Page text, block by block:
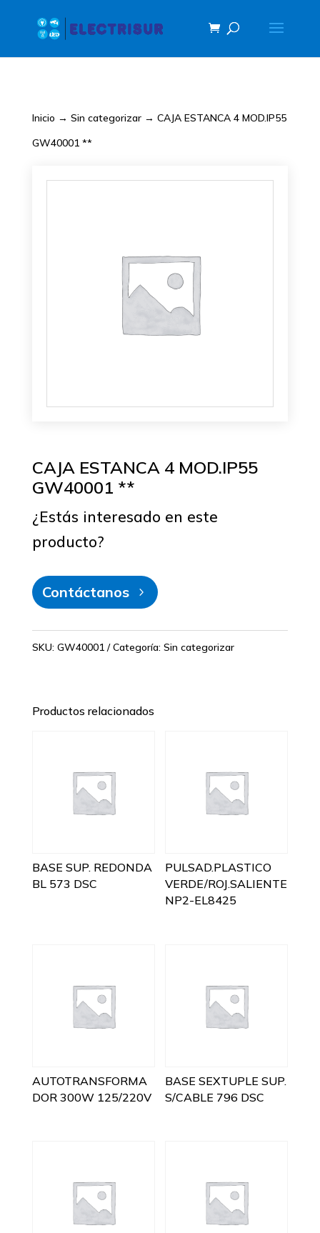
Inicio → Sin categorizar→ CAJA ESTANCA 4 MOD.IP55
GW40001 **
CAJA ESTANCA 4 MOD.IP55
GW40001 **
¿Estás interesado en este
producto?
Contáctanos
SKU: GW40001 Categoría: Sin categorizar
Productos relacionados
BASE SUP. REDONDA
BL 573 DSC
PULSAD.PLASTICO
VERDE/ROJ.SALIENTE
NP2-EL8425
AUTOTRANSFORMA
DOR 300W 125/220V
BASE SEXTUPLE SUP.
S/CABLE 796 DSC